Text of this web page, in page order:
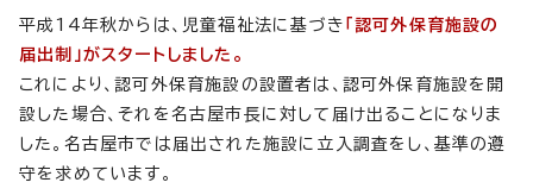
平成14年秋からは、児童福祉法に基づき 「認可外保育施設の
届出制」がスタートしました。
これにより、認可外保育施設の設置者は、認可外保育施設を開
設した場合、それを名古屋市長に対して届け出ることになりま
した。名古屋市では届出された施設に立入調査をし、基準の遵
守を求めています。